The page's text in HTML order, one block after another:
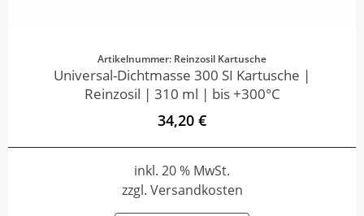
Artikelnummer: Reinzosil Kartusche
Universal-Dichtmasse 300 SI Kartusche |
Reinzosil | 310 ml | bis +300°C
34,20 €
inkl. 20 % MwSt.
zzgl. Versandkosten